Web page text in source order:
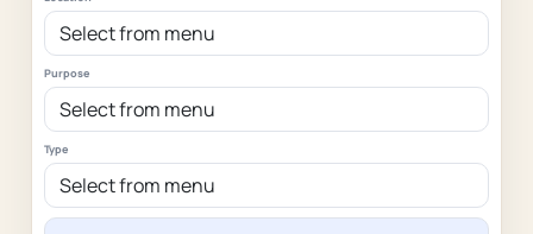
Purpose
Type